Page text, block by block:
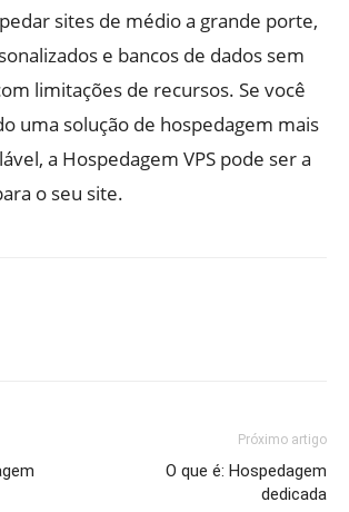
sites de médio a grande porte,
e bancos de dados sem
limitações de recursos. Se você
uma solução de hospedagem mais
a Hospedagem VPS pode ser a
o seu site.
Próximo artigo
O que é: Hospedagem
dedicada